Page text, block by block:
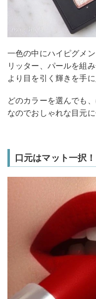
一色の中にハイピグメ
リッター、パールを組
より目を引く輝きを手
どのカラーを選んでも
なのでおしゃれな目元に
口元はマット一択！